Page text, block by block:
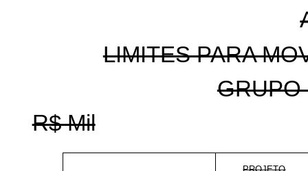
LIMITES PARA
GRUPO
R$ Mil